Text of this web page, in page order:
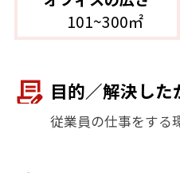
101~300㎡
目的／解決し
従業員の仕事をする